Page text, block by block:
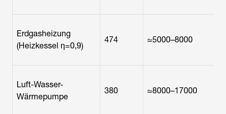
Erdgasheizung
(Heizkessel η=0,9)
474 ≈5000–8000
Luft-Wasser-
Wärmepumpe
380 ≈8000–17000